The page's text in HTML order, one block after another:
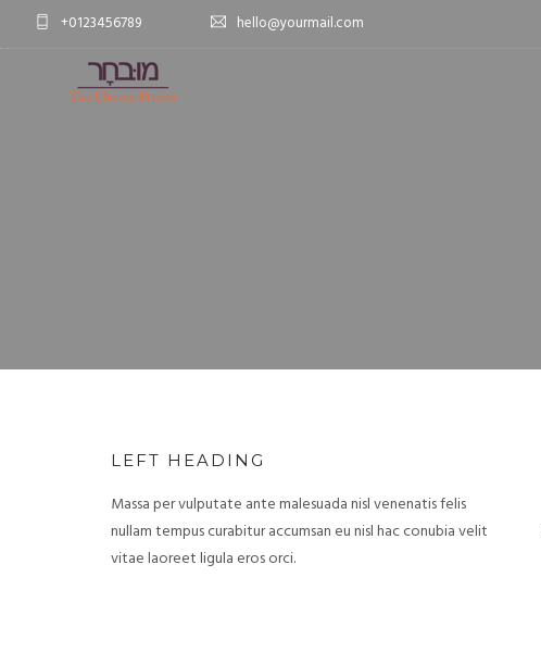
+0123456789 hello@yourmail.com
LEFT HEADING
Massa per vulputate ante malesuada nisl venenatis felis
nullam tempus curabitur accumsan eu nisl hac conubia velit
vitae laoreet ligula eros orci.